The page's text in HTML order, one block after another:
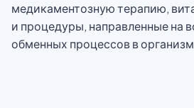
медикаментозную терапию,
и процедуры, направленные на
обменных процессов в